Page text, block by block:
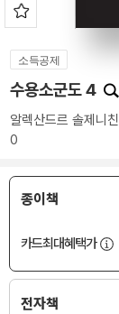
소득공제
수용소군도 4
알렉산드르 솔제니친
0
종이책
카드최대혜택가
전자책